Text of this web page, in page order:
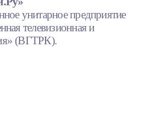
унитарное предприятие
телевизионная и
(ВГТРК).